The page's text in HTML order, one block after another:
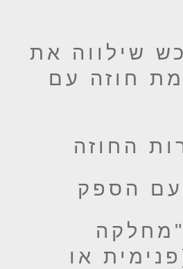
שילווה את
חוזה עם
החוזה
הספק
או